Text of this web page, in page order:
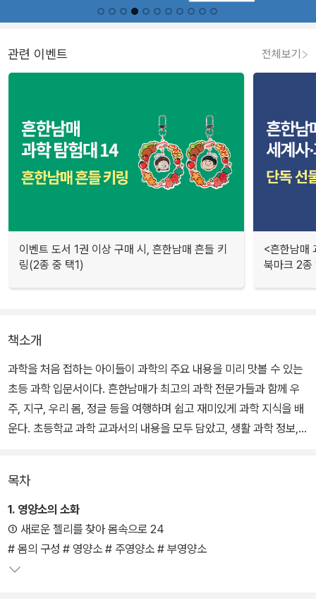
관련 이벤트 전체보기
이벤트 도서 1권 이상 구매 시, 흔한남매 흔들 키
링(2종 중 택1)
<흔한남매
북마크 2종
책소개
과학을 처음 접하는 아이들이 과학의 주요 내용을 미리 맛볼 수 있는
초등 과학 입문서이다. 흔한남매가 최고의 과학 전문가들과 함께 우
주, 지구, 우리 몸, 정글 등을 여행하며 쉽고 재미있게 과학 지식을 배
운다. 초등학교 과학 교과서의 내용을 모두 담았고, 생활 과학 정보,
흥미진진했던 지구와 달 탐험에 이어 이번엔 우리 몸속을 들어가 본
다. 새로운 젤리의 기운이 느껴지는 곳은 뜻밖에도 인기 절정의 반려
견 훈련사 몸속. 스칼렛 박사와 남매는 젤리를 찾아 훈련사 몸속으로
탐험을 떠난다. 새로 등장한 간식단 멤버 바닐라는 기존 멤버와는 다
르게 철저한 계획하에 남매의 탐험 계획을 알아내고 남매를 교묘하게
목차
1. 영양소의 소화
① 새로운 젤리를 찾아 몸속으로 24
# 몸의 구성 # 영양소 # 주영양소 # 부영양소